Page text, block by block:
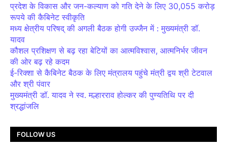
प्रदेश के विकास और जन-कल्याण को गति देने के लिए 30,055 करोड़
रूपये की कैबिनेट स्वीकृति
मध्य क्षेत्रीय परिषद् की अगली बैठक होगी उज्जैन में : मुख्यमंत्री डॉ.
यादव
कौशल प्रशिक्षण से बढ़ रहा बेटियों का आत्मविश्वास, आत्मनिर्भर जीवन
की ओर बढ़ रहे कदम
ई-रिक्शा से कैबिनेट बैठक के लिए मंत्रालय पहुंचे मंत्री द्वय श्री टेटवाल
और श्री पंवार
मुख्यमंत्री डॉ. यादव ने स्व. मल्हारराव होल्कर की पुण्यतिथि पर दी
श्रद्धांजलि
FOLLOW US